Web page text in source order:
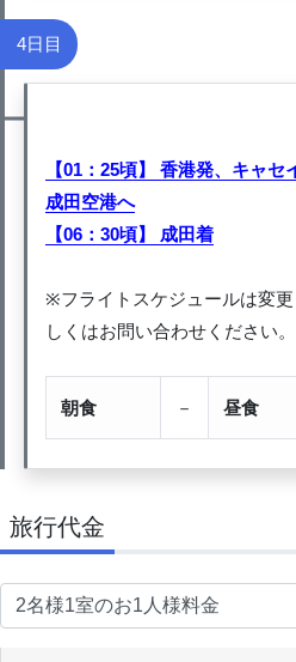
4日目
【01：25頃】 香港発、キャ
成田空港へ
【06：30頃】 成田着
※フライトスケジュールは変
しくはお問い合わせください。
朝食 － 昼食
旅行代金